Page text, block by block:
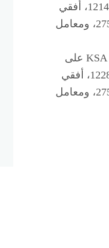
عربسات بتردد 12149، أفقي
بمعدل ترميز 27500، ومعامل
قناة KSA SPORT + 2 على
نايلسات بتردد 12284، أفقي
بمعدل ترميز 27500، ومعامل